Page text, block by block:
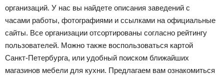
организаций. У нас вы найдете описания заведений с
часами работы, фотографиями и ссылками на официальные
сайты. Все организации отсортированы согласно рейтингу
пользователей. Можно также воспользоваться картой
Санкт-Петербурга, или удобный поиском ближайших
магазинов мебели для кухни. Предлагаем вам ознакомиться